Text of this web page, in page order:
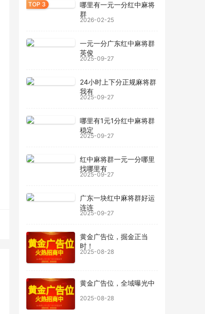
哪里有一元一分红中麻将
群
2026-02-25
一元一分广东红中麻将群
英俊
2025-09-27
24小时上下分正规麻将群
我有
2025-09-27
哪里有1元1分红中麻将群
稳定
2025-09-27
红中麻将群一元一分哪里
找哪里有
2025-09-27
广东一块红中麻将群好运
连连
2025-09-27
黄金广告位，掘金正当
时！
2025-08-28
黄金广告位，全域曝光中
2025-08-28